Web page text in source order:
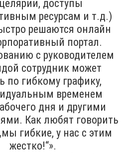
доступы
ресурсам и т.д.)
решаются онлайн
портал.
с руководителем
сотрудник может
по гибкому графику,
временем
дня и другими
Как любят говорить
гибкие, у нас с этим
жестко!“».